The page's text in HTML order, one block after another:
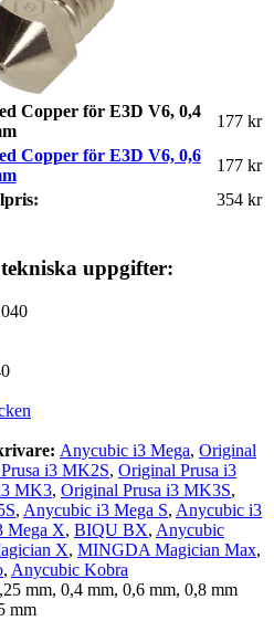
Copper för E3D V6, 0,4
177 kr
Copper för E3D V6, 0,6
177 kr
354 kr
uppgifter:
Anycubic i3 Mega, Original
i3 MK2S, Original Prusa i3
MK3, Original Prusa i3 MK3S,
, Anycubic i3 Mega S, Anycubic i3
Mega X, BIQU BX, Anycubic
X, MINGDA Magician Max,
, Anycubic Kobra
mm, 0,4 mm, 0,6 mm, 0,8 mm
mm